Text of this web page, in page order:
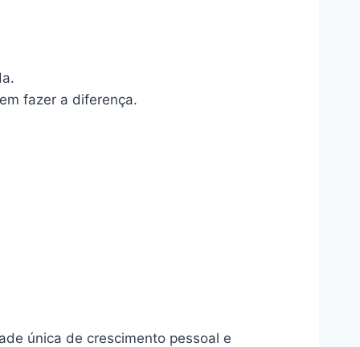
fazer a diferença.
única de crescimento pessoal e